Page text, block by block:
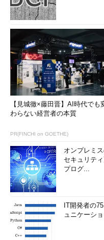
テーマ」を選択し、［適用］
［Start Menu 8の設定］ダイアロ
あれば、「Windows 7風のテーマ
（1）［スタイル］を選択する。
（2）「Windows 7風のテーマ」
ト］メニューがWindows 7風になる
また［スタート］ボタンは
グの左ペインで［スタート
アイコンを選択する。その
【見城徹×藤田晋】AI時代でも
わらない経営者の本質
PR(FINCHI on GOETHE)
オンプレミ
セキュリテ
プログ...
IT開発者の
ュニケーシ